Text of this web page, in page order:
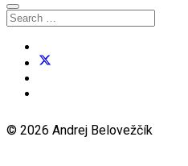
© 2026 Andrej Belovežčík